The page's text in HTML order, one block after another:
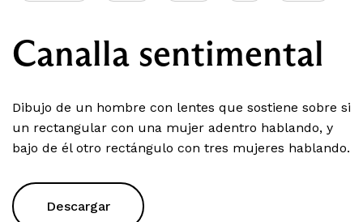
Canalla sentimental
Dibujo de un hombre con lentes que sostiene sobre si
un rectangular con una mujer adentro hablando, y
bajo de él otro rectángulo con tres mujeres hablando.
Descargar